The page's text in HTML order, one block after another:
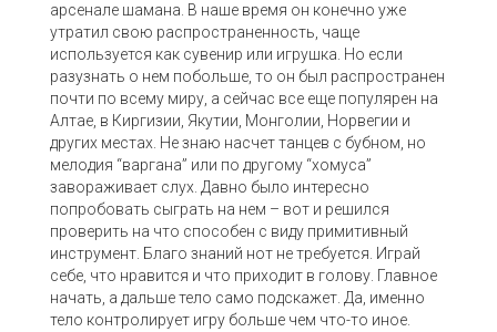
арсенале шамана. В наше время он конечно уже
утратил свою распространенность, чаще
используется как сувенир или игрушка. Но если
разузнать о нем побольше, то он был распространен
почти по всему миру, а сейчас все еще популярен на
Алтае, в Киргизии, Якутии, Монголии, Норвегии и
других местах. Не знаю насчет танцев с бубном, но
мелодия “варгана” или по другому “хомуса”
завораживает слух. Давно было интересно
попробовать сыграть на нем – вот и решился
проверить на что способен с виду примитивный
инструмент. Благо знаний нот не требуется. Играй
себе, что нравится и что приходит в голову. Главное
начать, а дальше тело само подскажет. Да, именно
тело контролирует игру больше чем что-то иное.